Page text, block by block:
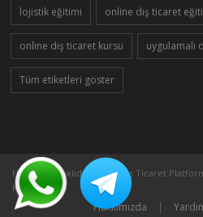
lojistik eğitimi online dış ticaret
online dış ticaret kursu uygulamalı
Tüm etiketleri göster
Her Hakkı Saklıdır ©2005 Dış Ticaret
Kursu
Hakkımızda |